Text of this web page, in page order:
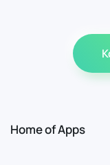
Home of Apps